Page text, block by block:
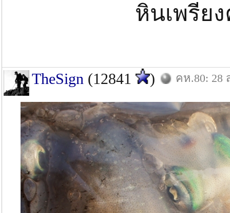
หินเพรีย
TheSign (12841 ) คห.80: 28